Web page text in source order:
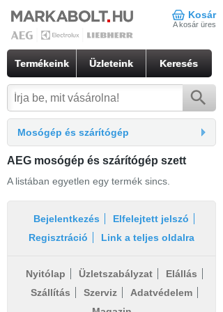
Kosár
A kosár üres
Termékeink Üzleteink Keresés
Mosógép és szárítógép
AEG mosógép és szárítógép szett
A listában egyetlen egy termék sincs.
Bejelentkezés
Elfelejtett jelszó
Regisztráció
Link a teljes oldalra
Nyitólap Üzletszabályzat
Elállás
Szállítás
Szerviz
Adatvédelem